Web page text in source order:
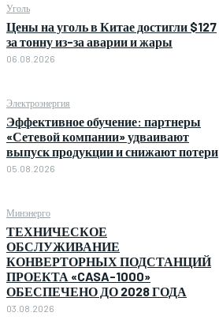
Уголь
Цены на уголь в Китае достигли $127
за тонну из-за аварии и жары
06.08.2026
Электроэнергия
Эффективное обучение: партнеры
«Сетевой компании» удваивают
выпуск продукции и снижают потери
05.08.2026
Минэнерго
ТЕХНИЧЕСКОЕ
ОБСЛУЖИВАНИЕ
КОНВЕРТОРНЫХ ПОДСТАНЦИЙ
ПРОЕКТА «CASA-1000»
ОБЕСПЕЧЕНО ДО 2028 ГОДА
03.08.2026